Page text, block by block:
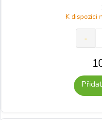
K dispozici